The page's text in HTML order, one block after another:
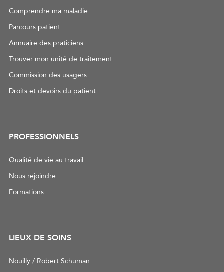
Comprendre ma maladie
Parcours patient
Annuaire des praticiens
Trouver mon unité de traitement
Commission des usagers
Droits et devoirs du patient
PROFESSIONNELS
Qualité de vie au travail
Nous rejoindre
Formations
LIEUX DE SOINS
Nouilly / Robert Schuman